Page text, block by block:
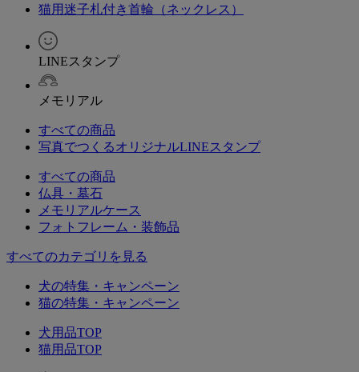
猫用迷子札付き首輪（ネックレス）
LINEスタンプ
メモリアル
すべての商品
写真でつくるオリジナルLINEスタンプ
すべての商品
仏具・墓石
メモリアルケース
フォトフレーム・装飾品
すべてのカテゴリを見る
犬の特集・キャンペーン
猫の特集・キャンペーン
犬用品TOP
猫用品TOP